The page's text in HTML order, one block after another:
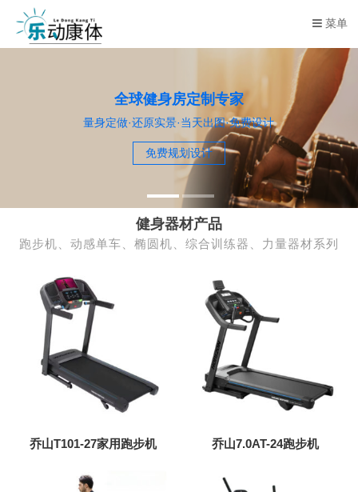
菜单
全球健身房定制专家
量身定做·还原实景·当天出图·免费设计
免费规划设计
健身器材产品
跑步机、动感单车、椭圆机、综合训练器、力量器材系列
乔山T101-27家用跑步机 乔山7.0AT-24跑步机